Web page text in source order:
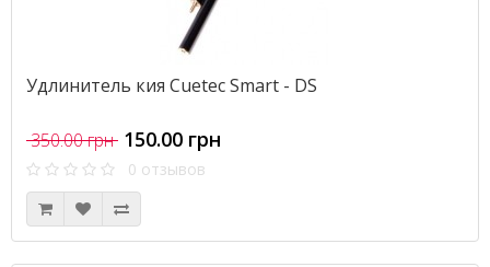
Удлинитель кия Cuetec Smart - DS
350.00 грн 150.00 грн
0 отзывов